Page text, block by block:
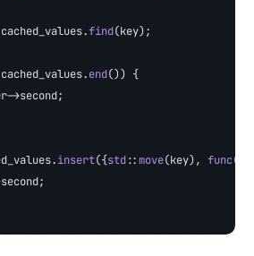
find(key);
end()) {
insert({std::move(key), func(